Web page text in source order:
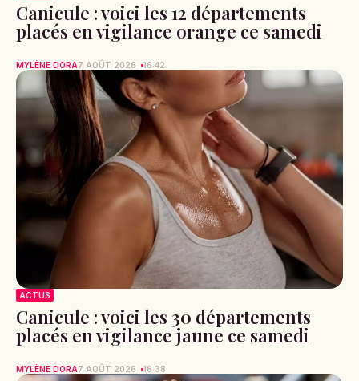
Canicule : voici les 12 départements
placés en vigilance orange ce samedi
MYLÈNE DORA7 AOÛT 2026 16:42
ACTUS
Canicule : voici les 30 départements
placés en vigilance jaune ce samedi
MYLÈNE DORA7 AOÛT 2026 16:38